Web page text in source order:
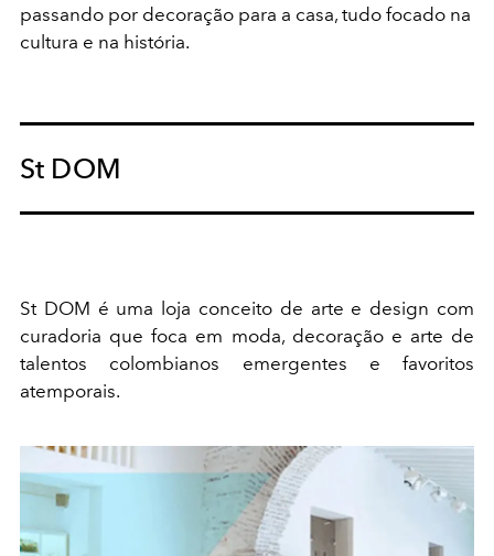
passando por decoração para a casa, tudo focado na
cultura e na história.
St DOM
St DOM é uma loja conceito de arte e design com
curadoria que foca em moda, decoração e arte de
talentos colombianos emergentes e favoritos
atemporais.